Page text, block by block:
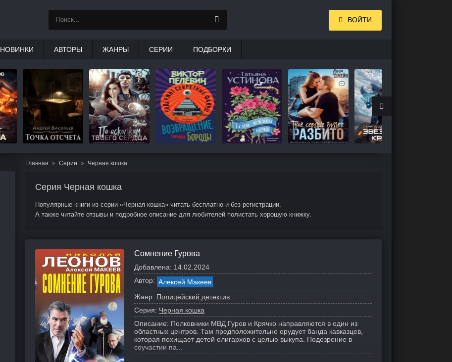
Главная Серии Черная кошка
Серия Черная кошка
Популярные книги из серии «Черная кошка» читать бесплатно и без регистрации.
А также читайте отзывы и подробное описание для любителей полистать хорошую книжку.
Сомнение Гурова
Добавлена: 14.02.2024
Автор: Алексей Макеев
Жанр: Полицейский детектив
Серия: Черная кошка
Описание: Полковники МВД Гуров и Крячко направляются в один из
областных центров. Там предположительно орудует банда кавказцев,
которая похищает детей олигархов с целью выкупа. Подозрение в
соучастии па...
ВОЙТИ
НОВИНКИ АВТОРЫ ЖАНРЫ СЕРИИ ПОДБОРКИ